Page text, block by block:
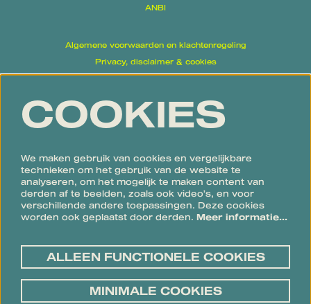
ANBI
Algemene voorwaarden en klachtenregeling
Privacy, disclaimer & cookies
Meld je aan voor de nieuwsbrief
AANMELDEN
COOKIES
We maken gebruik van cookies en vergelijkbare
technieken om het gebruik van de website te
analyseren, om het mogelijk te maken content van
derden af te beelden, zoals ook video’s, en voor
verschillende andere toepassingen. Deze cookies
worden ook geplaatst door derden. Meer informatie…
ALLEEN FUNCTIONELE COOKIES
MINIMALE COOKIES